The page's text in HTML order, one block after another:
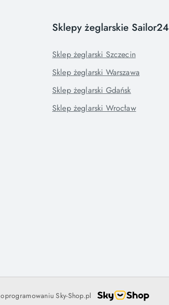
Sklepy żeglarskie Sailor24
Sklep żeglarski Szczecin
Sklep żeglarski Warszawa
Sklep żeglarski Gdańsk
Sklep żeglarski Wrocław
Sky-Shop.pl